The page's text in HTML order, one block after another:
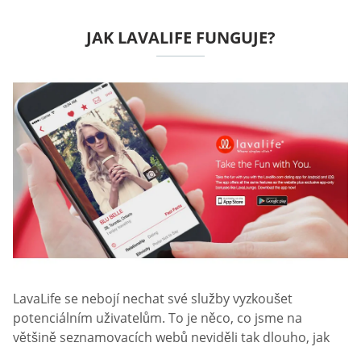
JAK LAVALIFE FUNGUJE?
LavaLife se nebojí nechat své služby vyzkoušet
potenciálním uživatelům. To je něco, co jsme na
většině seznamovacích webů neviděli tak dlouho, jak